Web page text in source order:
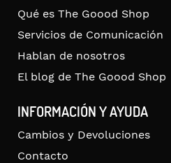
Qué es The Goood Shop
Servicios de Comunicación
Hablan de nosotros
El blog de The Goood Shop
INFORMACIÓN Y AYUDA
Cambios y Devoluciones
Contacto